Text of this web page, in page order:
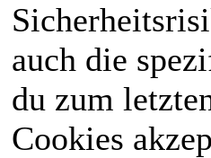
auch die
du zum
Cookies